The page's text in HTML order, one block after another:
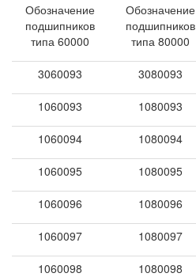
Обозначение
подшипников
типа 60000
Обозначение
подшипников
типа 80000
3060093 3080093
1060093 1080093
1060094 1080094
1060095 1080095
1060096 1080096
1060097 1080097
1060098 1080098